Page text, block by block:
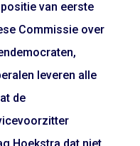
van eerste
Commissie over
leveren alle
de
Hoekstra dat niet